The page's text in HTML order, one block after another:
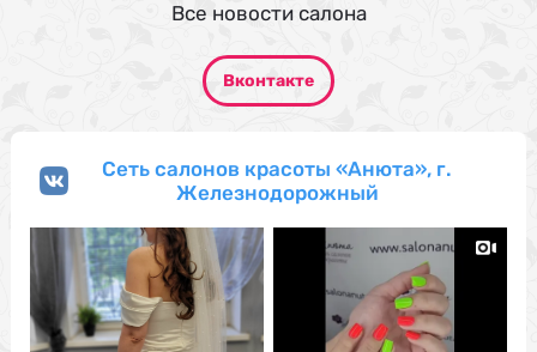
Все новости салона
Вконтакте
Сеть салонов красоты «Анюта», г.
Железнодорожный